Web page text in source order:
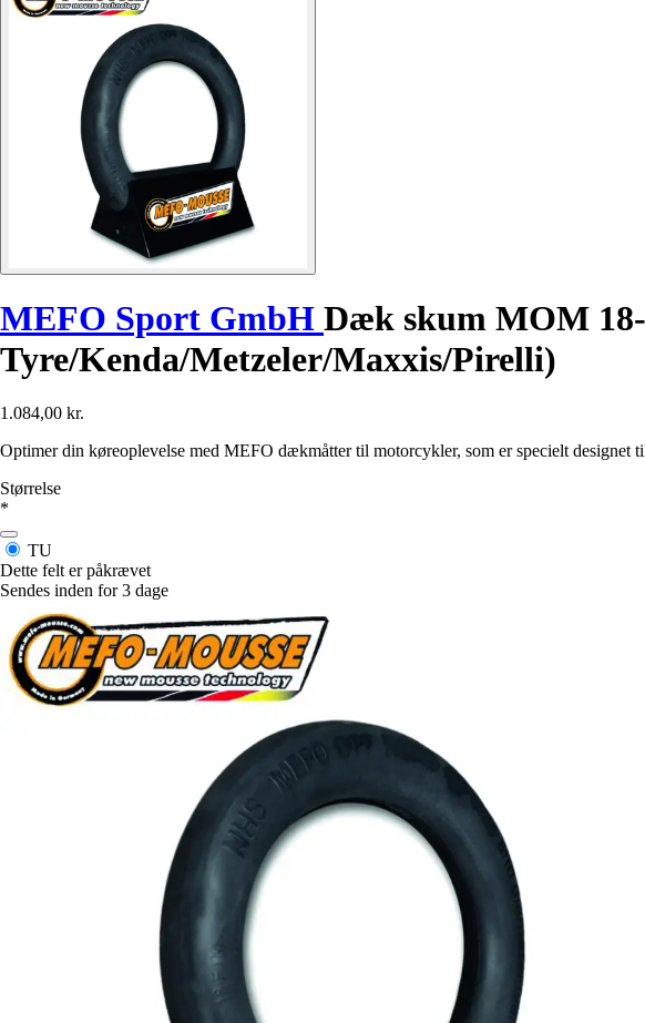
MEFO Sport GmbH Dæk skum MOM
Tyre/Kenda/Metzeler/Maxxis/Pirelli)
1.084,00 kr.
Optimer din køreoplevelse med MEFO dækmåtter til motorcykler, som er specielt designet
Størrelse
*
TU
Dette felt er påkrævet
Sendes inden for 3 dage